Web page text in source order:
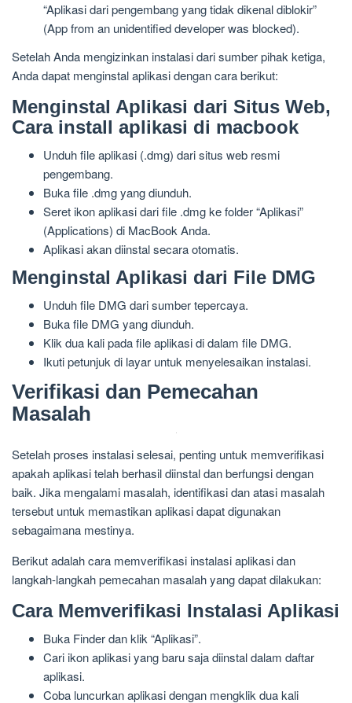
“Aplikasi dari pengembang yang tidak dikenal diblokir”
(App from an unidentified developer was blocked).
Setelah Anda mengizinkan instalasi dari sumber pihak ketiga,
Anda dapat menginstal aplikasi dengan cara berikut:
Menginstal Aplikasi dari Situs Web,
Cara install aplikasi di macbook
Unduh file aplikasi (.dmg) dari situs web resmi
pengembang.
Buka file .dmg yang diunduh.
Seret ikon aplikasi dari file .dmg ke folder “Aplikasi”
(Applications) di MacBook Anda.
Aplikasi akan diinstal secara otomatis.
Menginstal Aplikasi dari File DMG
Unduh file DMG dari sumber tepercaya.
Buka file DMG yang diunduh.
Klik dua kali pada file aplikasi di dalam file DMG.
Ikuti petunjuk di layar untuk menyelesaikan instalasi.
Verifikasi dan Pemecahan
Masalah
Setelah proses instalasi selesai, penting untuk memverifikasi
apakah aplikasi telah berhasil diinstal dan berfungsi dengan
baik. Jika mengalami masalah, identifikasi dan atasi masalah
tersebut untuk memastikan aplikasi dapat digunakan
Berikut adalah cara memverifikasi instalasi aplikasi dan
Cara Memverifikasi Instalasi Aplikasi
Buka Finder dan klik “Aplikasi”.
Cari ikon aplikasi yang baru saja diinstal dalam daftar
aplikasi.